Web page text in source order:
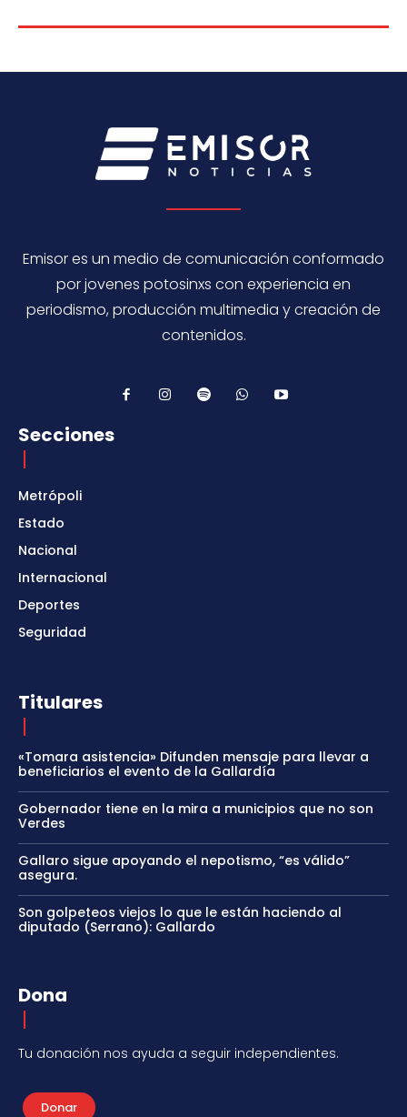
Emisor es un medio de comunicación conformado
por jovenes potosinxs con experiencia en
periodismo, producción multimedia y creación de
contenidos.
Secciones
Metrópoli
Estado
Nacional
Internacional
Deportes
Seguridad
Titulares
«Tomara asistencia» Difunden mensaje para llevar a
beneficiarios el evento de la Gallardía
Gobernador tiene en la mira a municipios que no son
Verdes
Gallaro sigue apoyando el nepotismo, “es válido”
asegura.
Son golpeteos viejos lo que le están haciendo al
diputado (Serrano): Gallardo
Dona
Tu donación nos ayuda a seguir independientes.
Donar